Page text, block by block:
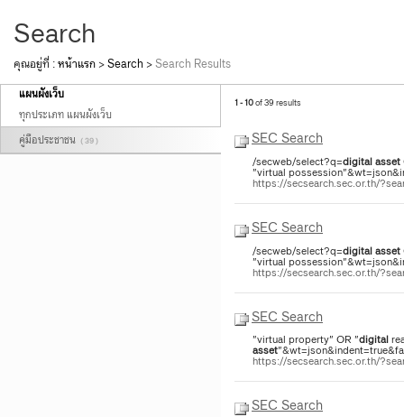
Search
คุณอยู่ที่ :หน้าแรก >Search >Search Results
แผนผังเว็บ
ทุกประเภท แผนผังเว็บ
คู่มือประชาชน ( 39 )
1 - 10of 39 results
SEC Search
/secweb/select?q=digitalasset
"virtual
https://secsearch.sec.or.th/
SEC Search
/secweb/select?q=digitalasset
"virtual
https://secsearch.sec.or.th/
SEC Search
"virtual property" OR "digital
asset
https://secsearch.sec.or.th/
SEC Search